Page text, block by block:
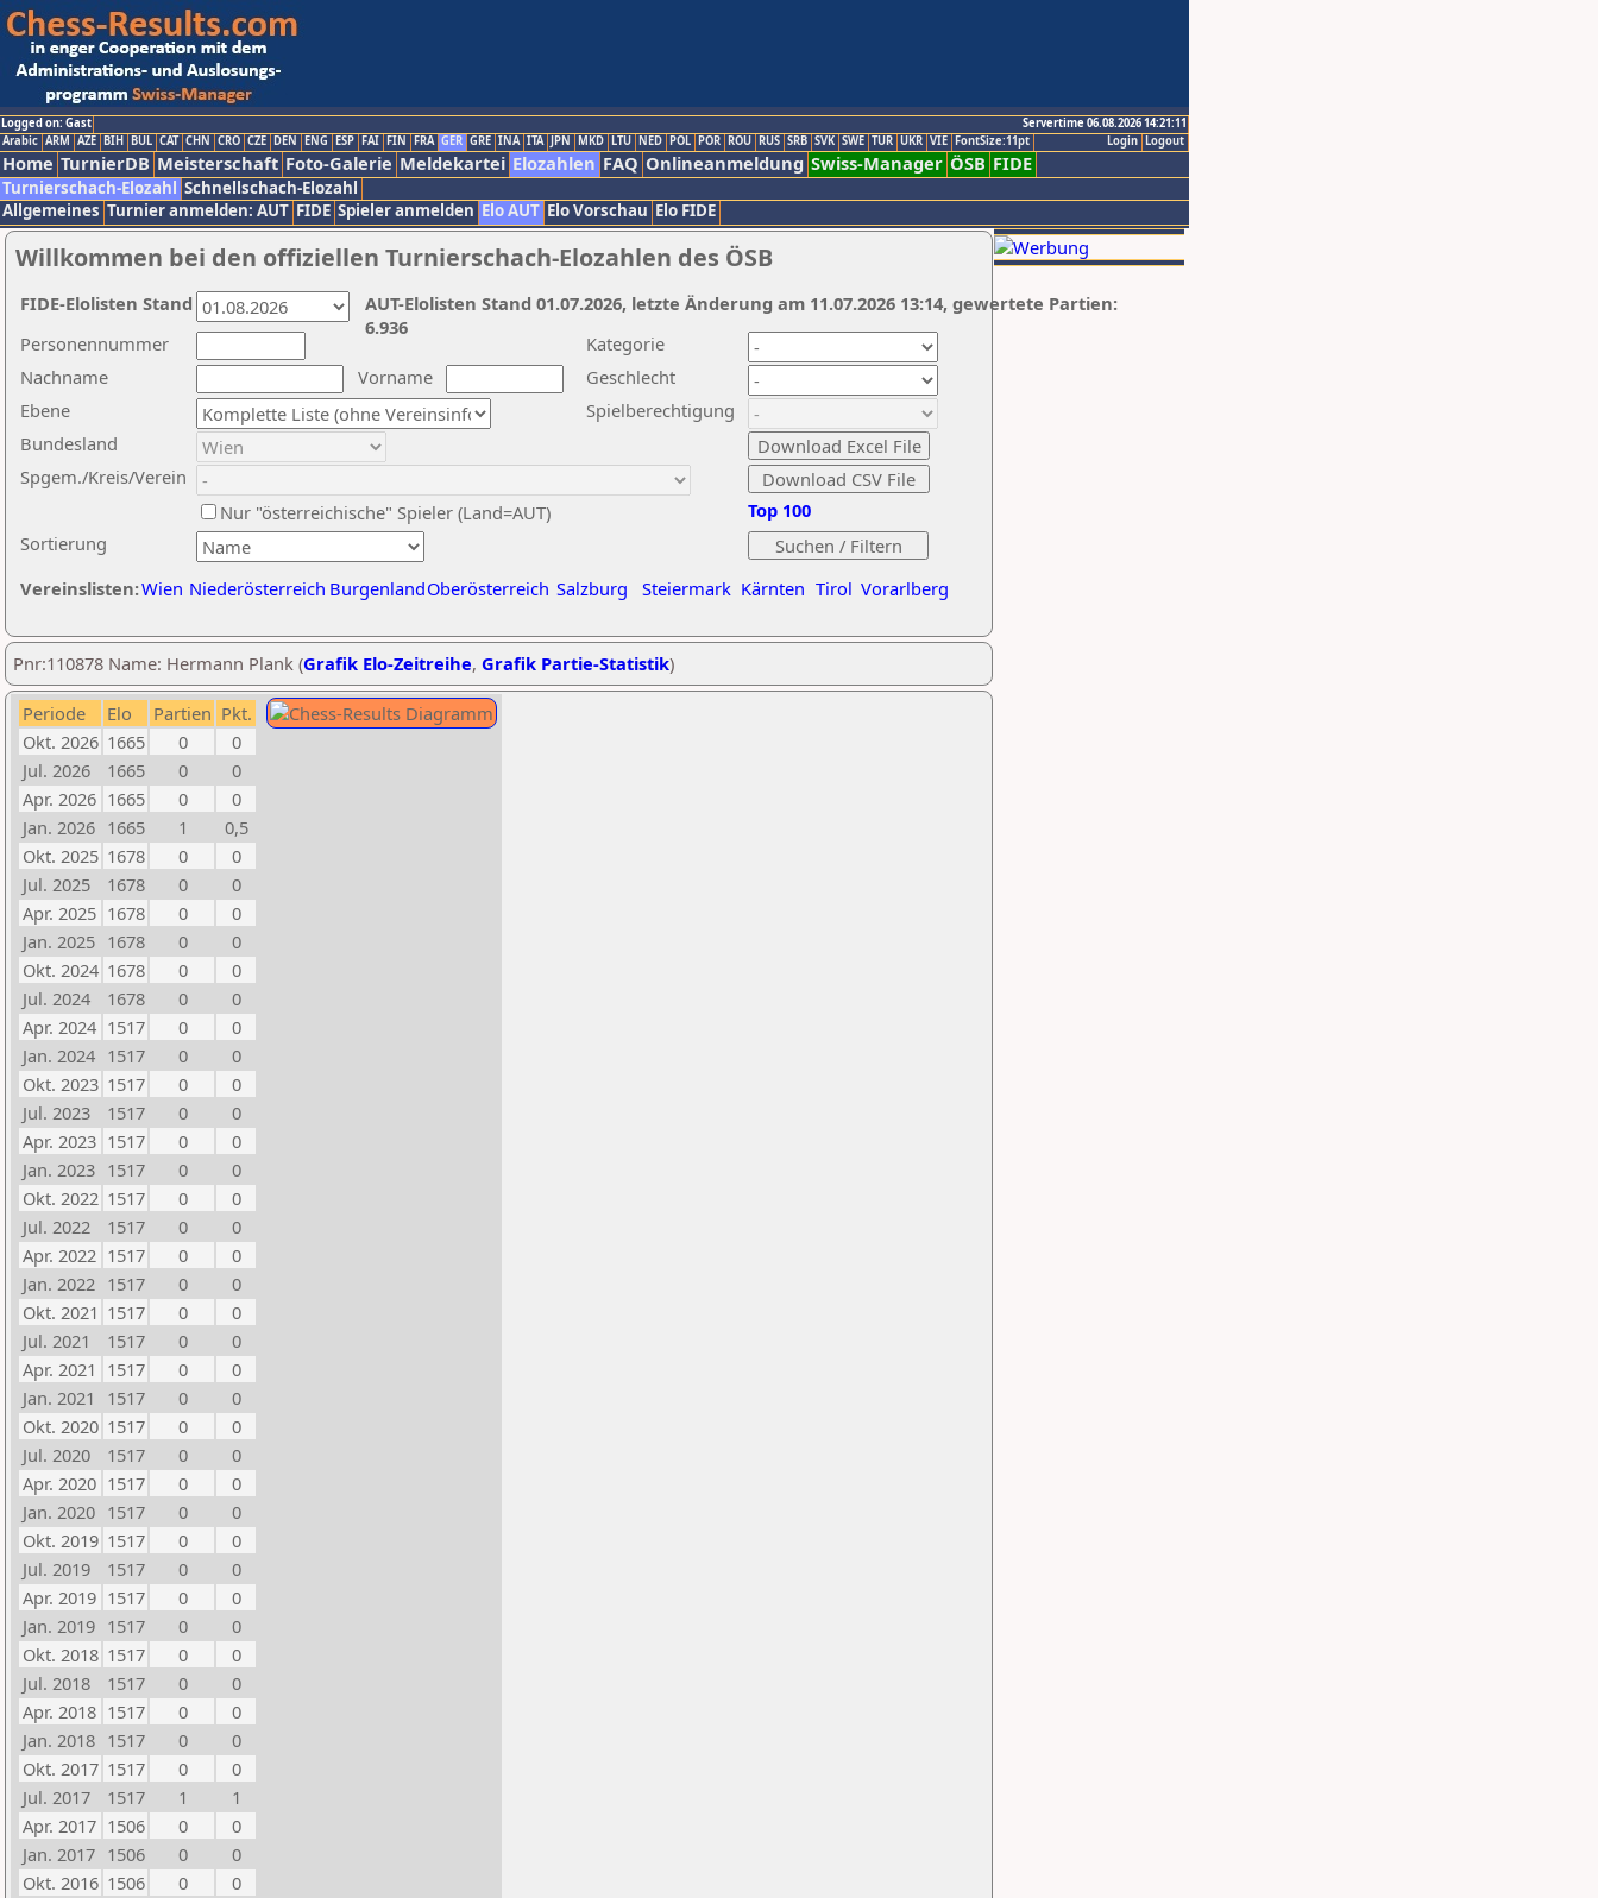
Logged on: Gast
Servertime 06.08.2026 14:21:11
Logout
Login
Arabic ARM AZE BIH BUL CAT CHN CRO CZE DEN ENG ESP FAI FIN FRA GER GRE INA ITA JPN MKD LTU NED POL POR ROU RUS SRB SVK SWE TUR UKR VIE FontSize:11pt
Home TurnierDB Meisterschaft Foto-Galerie Meldekartei Elozahlen FAQ Onlineanmeldung Swiss-Manager ÖSB FIDE
Turnierschach-Elozahl Schnellschach-Elozahl
Allgemeines Turnier anmelden: AUT FIDE Spieler anmelden Elo AUT Elo Vorschau Elo FIDE
Willkommen bei den offiziellen Turnierschach-Elozahlen des ÖSB
Nachname
Vorname
Ebene
Kategorie
Sortierung
Personennummer
Bundesland
Spgem./Kreis/Verein
Geschlecht
Nur "österreichische" Spieler (Land=AUT)
Spielberechtigung
Vereinslisten:Wien Niederösterreich BurgenlandOberösterreich Salzburg Steiermark Kärnten Tirol Vorarlberg
Top 100
AUT-Elolisten Stand 01.07.2026, letzte Änderung am 11.07.2026 13:14, gewertete Partien:
6.936
FIDE-Elolisten Stand
Pnr:110878 Name: Hermann Plank (Grafik Elo-Zeitreihe, Grafik Partie-Statistik)
Periode Elo Partien Pkt.
Okt. 2026 1665 0
0
Jul. 2026
1665 0
0
Apr. 2026 1665 0
0
Jan. 2026 1665 1
0,5
Okt. 2025 1678 0
0
Jul. 2025
1678 0
0
Apr. 2025 1678 0
0
Jan. 2025 1678 0
0
Okt. 2024 1678 0
0
Jul. 2024
1678 0
0
Apr. 2024 1517 0
0
Jan. 2024 1517 0
0
Okt. 2023 1517 0
0
Jul. 2023
1517 0
0
Apr. 2023 1517 0
0
Jan. 2023 1517 0
0
Okt. 2022 1517 0
0
Jul. 2022
1517 0
0
Apr. 2022 1517 0
0
Jan. 2022 1517 0
0
Okt. 2021 1517 0
0
Jul. 2021
1517 0
0
Apr. 2021 1517 0
0
Jan. 2021
1517 0
0
Okt. 2020 1517 0
0
Jul. 2020
1517 0
0
Apr. 2020 1517 0
0
Jan. 2020 1517 0
0
Okt. 2019 1517 0
0
Jul. 2019
1517 0
0
Apr. 2019 1517 0
0
Jan. 2019 1517 0
0
Okt. 2018 1517 0
0
Jul. 2018
1517 0
0
Apr. 2018 1517 0
0
Jan. 2018 1517 0
0
Okt. 2017 1517 0
0
Jul. 2017
1517 1
1
Apr. 2017 1506 0
0
Jan. 2017 1506 0
0
Okt. 2016 1506 0
0